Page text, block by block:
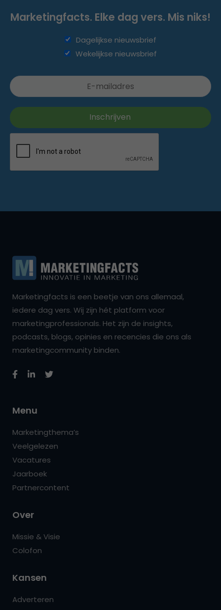
Marketingfacts. Elke dag vers. Mis niks!
Dagelijkse nieuwsbrief
Wekelijkse nieuwsbrief
Marketingfacts is een beetje van ons allemaal,
iedere dag vers. Wij zijn hét platform voor
marketingprofessionals. Het zijn de insights,
podcasts, blogs, opinies en recencies die ons als
marketingcommunity binden.
Menu
Marketingthema’s
Veelgelezen
Vacatures
Jaarboek
Partnercontent
Over
Missie & Visie
Colofon
Kansen
Adverteren